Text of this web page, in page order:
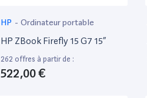
HP - Ordinateur portable
HP ZBook Firefly 15 G7 15”
262 offres à partir de :
522,00 €